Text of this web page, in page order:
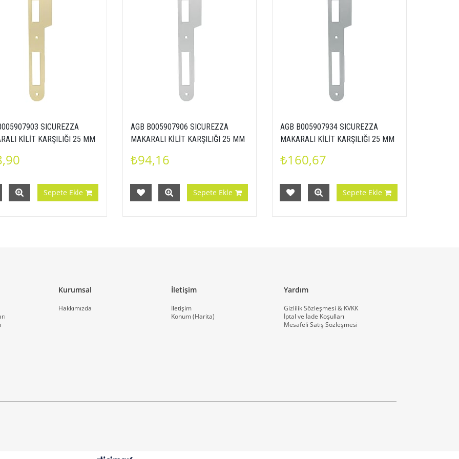
SICUREZZA
KİLİT KARŞILIĞI 25 MM
Sepete Ekle
AGB B005907906 SICUREZZA
MAKARALI KİLİT KARŞILIĞI 25 MM
₺94,16
Sepete Ekle
AGB B005907934 SICUREZZA
MAKARALI KİLİT KARŞILIĞI 25 MM
₺160,67
Sepete Ekle
Kurumsal
Hakkımızda
İletişim
İletişim
Konum (Harita)
Yardım
Gizlilik Sözleşmesi & KVKK
İptal ve İade Koşulları
Mesafeli Satış Sözleşmesi